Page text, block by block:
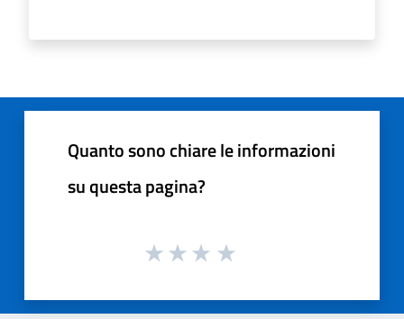
Quanto sono chiare le informazioni
su questa pagina?